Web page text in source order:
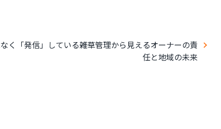
く「発信」している――雑草管理から見えるオーナーの責
任と地域の未来